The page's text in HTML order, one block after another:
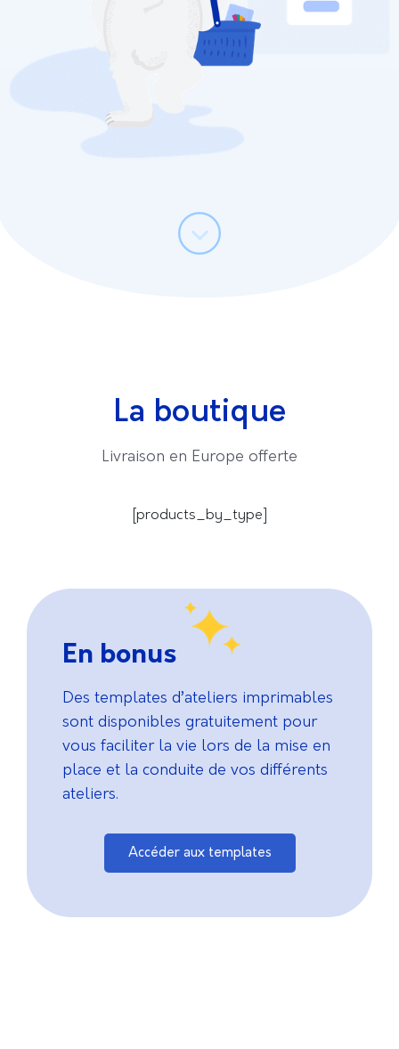
La boutique
Livraison en Europe offerte
[products_by_type]
En bonus
Des templates d’ateliers imprimables
sont disponibles gratuitement pour
vous faciliter la vie lors de la mise en
place et la conduite de vos différents
ateliers.
Accéder aux templates